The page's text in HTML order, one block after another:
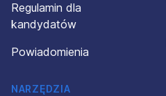
Regulamin dla
kandydatów
Powiadomienia
NARZĘDZIA